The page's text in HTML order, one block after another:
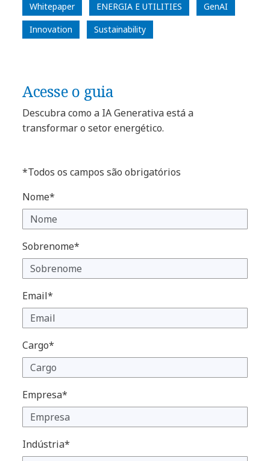
Whitepaper ENERGIA E UTILITIES
GenAI
Innovation
Sustainability
Acesse o guia
Descubra como a IA Generativa está a
transformar o setor energético.
*Todos os campos são obrigatórios
Nome*
Sobrenome*
Email*
Cargo*
Empresa*
Indústria*